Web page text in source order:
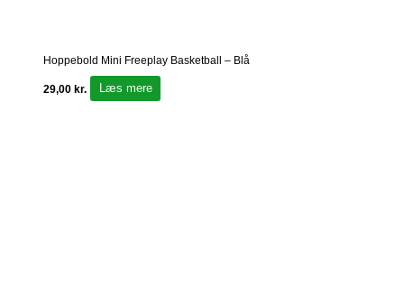
Hoppebold Mini Freeplay Basketball – Blå
29,00 kr. Læs mere